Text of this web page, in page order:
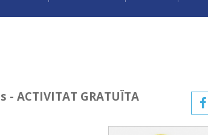
ACTIVITAT GRATUÏTA